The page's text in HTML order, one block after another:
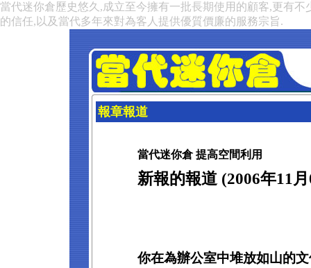
當代迷你倉歷史悠久,成立至今擁有一批長期使用的顧客,更有
的信任,以及當代多年來對為客人提供優質價廉的服務宗旨.
報章報道
當代迷你倉 提高空間利用
新報的報道 (2006年11
你在為辦公室中堆放如山的